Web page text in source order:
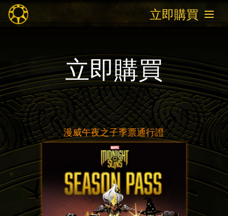
立即購買
立即購買
漫威午夜之子季票通行證